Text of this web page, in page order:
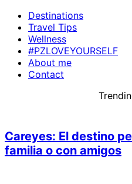
Destinations
Travel Tips
Wellness
#PZLOVEYOURSELF
About me
Contact
Careyes: El destino
familia o con amigos